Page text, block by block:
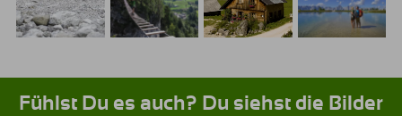
Fühlst Du es auch? Du siehst die Bilder